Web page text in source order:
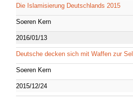
Die Islamisierung Deutschlands 2015
Soeren Kern
2016/01/13
Deutsche decken sich mit Waffen zur
Soeren Kern
2015/12/24